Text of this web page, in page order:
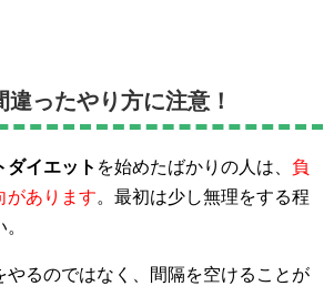
違ったやり方に注意！
ダイエット を始めたばかりの人は、 負
があります。最初は少し無理をする程
やるのではなく、間隔を空けることが